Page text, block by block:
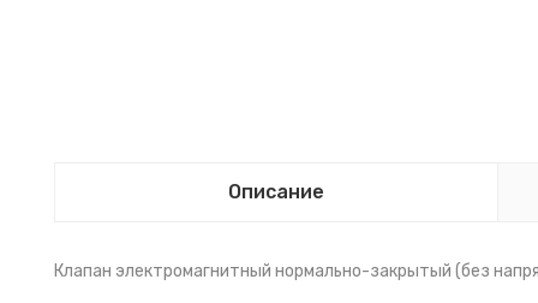
Описание
Клапан электромагнитный нормально-закрытый (без